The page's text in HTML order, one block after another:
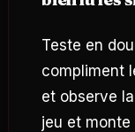
Teste en
compliment
et observe
jeu et